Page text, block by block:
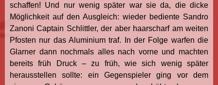
schaffen! Und nur wenig später war sie da, die dicke
Möglichkeit auf den Ausgleich: wieder bediente Sandro
Zanoni Captain Schlittler, der aber haarscharf am weiten
Pfosten nur das Aluminium traf. In der Folge warfen die
Glarner dann nochmals alles nach vorne und machten
bereits früh Druck – zu früh, wie sich wenig später
herausstellen sollte: ein Gegenspieler ging vor dem